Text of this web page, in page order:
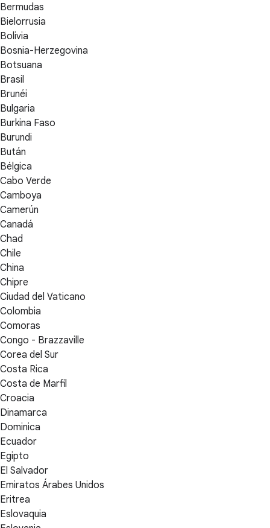
Bermudas
Bielorrusia
Bolivia
Bosnia-Herzegovina
Botsuana
Brasil
Brunéi
Bulgaria
Burkina Faso
Burundi
Bután
Bélgica
Cabo Verde
Camboya
Camerún
Canadá
Chad
Chile
China
Chipre
Ciudad del Vaticano
Colombia
Comoras
Congo - Brazzaville
Corea del Sur
Costa Rica
Costa de Marfil
Croacia
Dinamarca
Dominica
Ecuador
Egipto
El Salvador
Emiratos Árabes Unidos
Eritrea
Eslovaquia